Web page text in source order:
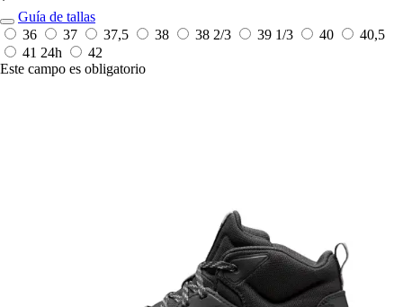
Guía de tallas
36
37 37,5 38 38 2/3 39 1/3 40
40,5
41 24h
42
Este campo es obligatorio